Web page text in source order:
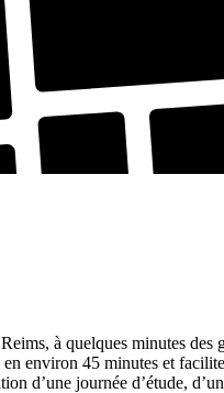
à quelques minutes
environ 45 minutes et
d’une journée d’étude,